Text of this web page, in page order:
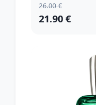
26.00 €
21.90 €